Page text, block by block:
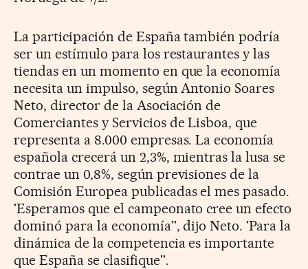
La participación de España también podría
ser un estímulo para los restaurantes y las
tiendas en un momento en que la economía
necesita un impulso, según Antonio Soares
Neto, director de la Asociación de
Comerciantes y Servicios de Lisboa, que
representa a 8.000 empresas. La economía
española crecerá un 2,3%, mientras la lusa se
contrae un 0,8%, según previsiones de la
Comisión Europea publicadas el mes pasado.
'Esperamos que el campeonato cree un efecto
dominó para la economía'', dijo Neto. 'Para la
dinámica de la competencia es importante
que España se clasifique''.